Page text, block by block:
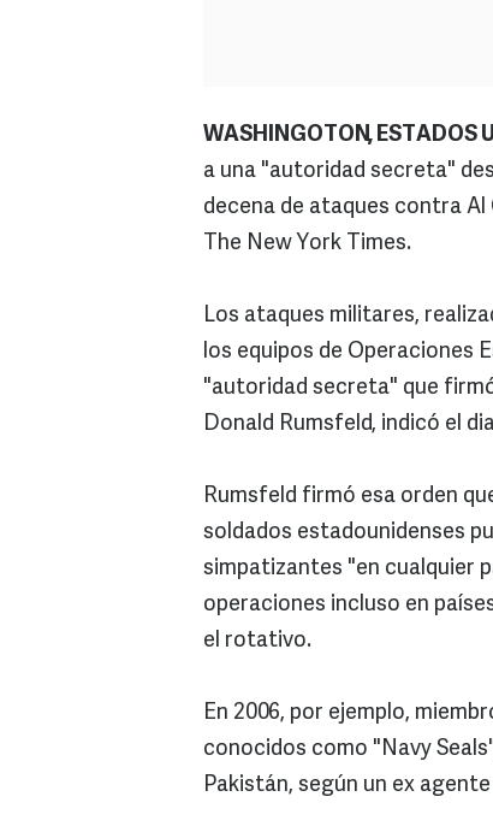
WASHINGOTON, ESTADOS
a una "autoridad secreta"
decena de ataques contra
The New York Times.
Los ataques militares,
los equipos de Operaciones
"autoridad secreta" que
Donald Rumsfeld, indicó el
Rumsfeld firmó esa orden
soldados estadounidenses
simpatizantes "en cualquier
operaciones incluso en
el rotativo.
En 2006, por ejemplo,
conocidos como "Navy
Pakistán, según un ex